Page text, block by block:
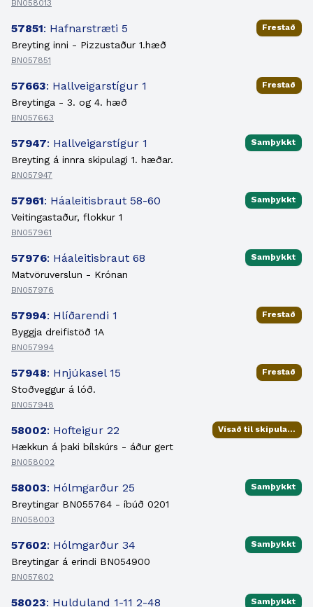
BN058013
57851: Hafnarstræti 5
Breyting inni - Pizzustaður 1.hæð
BN057851
Frestað
57663: Hallveigarstígur 1
Breytinga - 3. og 4. hæð
BN057663
Frestað
57947: Hallveigarstígur 1
Breyting á innra skipulagi 1. hæðar.
BN057947
Samþykkt
57961: Háaleitisbraut 58-60
Veitingastaður, flokkur 1
BN057961
Samþykkt
57976: Háaleitisbraut 68
Matvöruverslun - Krónan
BN057976
Samþykkt
57994: Hlíðarendi 1
Byggja dreifistöð 1A
BN057994
Frestað
57948: Hnjúkasel 15
Stoðveggur á lóð.
BN057948
Frestað
58002: Hofteigur 22
Hækkun á þaki bílskúrs - áður gert
BN058002
Vísað til skipulagsfulltrúa
58003: Hólmgarður 25
Breytingar BN055764 - íbúð 0201
BN058003
Samþykkt
57602: Hólmgarður 34
Breytingar á erindi BN054900
BN057602
Samþykkt
58023: Hulduland 1-11 2-48 Samþykkt